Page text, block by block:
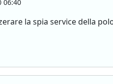
06:40
la spia service della